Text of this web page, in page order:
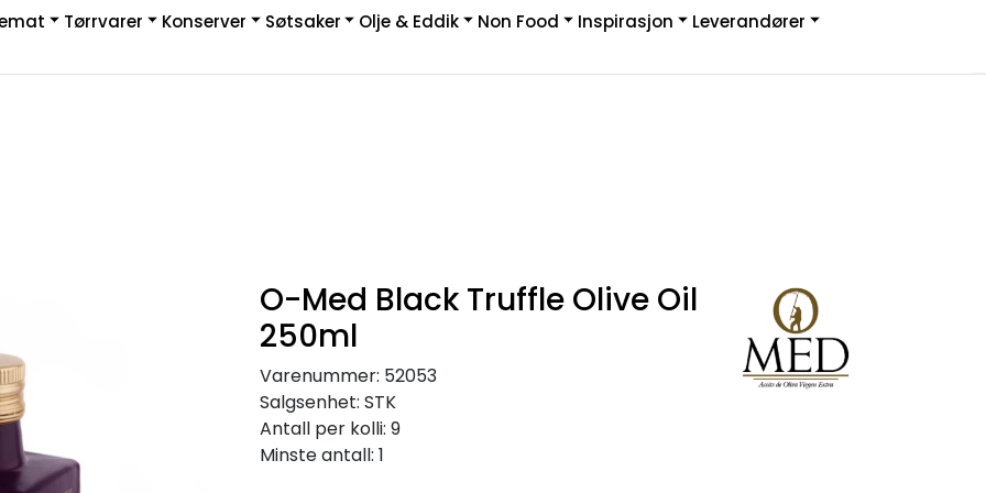
& Retur |
Tørrvarer Konserver Søtsaker Olje & Eddik Non Food Inspirasjon Leverandører
O-Med Black Truffle Olive Oil
250ml
Varenummer: 52053
Salgsenhet: STK
Antall per kolli: 9
Minste antall: 1